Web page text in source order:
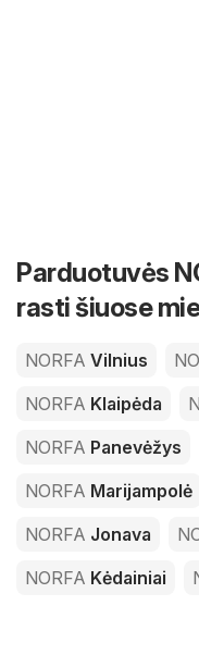
Parduotuvės
rasti šiuose
NORFA Vilnius
NORFA Klaipėda
NORFA Panevėžys
NORFA Marijampolė
NORFA Jonava
NORFA Kėdainiai